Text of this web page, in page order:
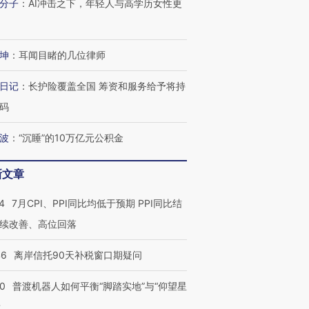
子 ： AI冲击之下，年轻人与高学历女性更
： 耳闻目睹的几位律师
记 ： 长护险覆盖全国 筹资和服务给予将持
： “沉睡”的10万亿元公积金
章
7月CPI、PPI同比均低于预期 PPI同比结
改善、高位回落
离岸信托90天补税窗口期疑问
普渡机器人如何平衡“脚踏实地”与“仰望星